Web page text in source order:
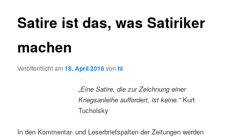
Satire ist das, was Satiriker
machen
Veröffentlicht am18. April 2016vonhl
„Eine Satire, die zur Zeichnung einer
Kriegsanleihe auffordert, ist keine.“Kurt
Tucholsky
In den Kommentar- und Leserbriefspalten der Zeitungen werden